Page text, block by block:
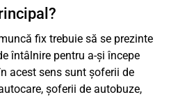
fix trebuie să se prezinte
întâlnire pentru a-și începe
acest sens sunt șoferii de
șoferii de autobuze,